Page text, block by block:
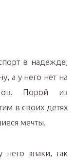
в надежде,
а у него нет на
Порой из
в своих детях
мечты.
него знаки, так